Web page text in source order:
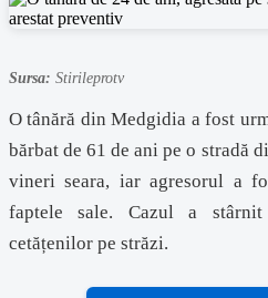
Sursa: Stirileprotv
O tânără din Medgidia a fost
bărbat de 61 de ani pe o stradă
vineri seara, iar agresorul a
faptele sale. Cazul a
cetățenilor pe străzi.